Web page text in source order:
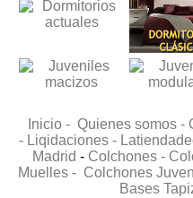
Inicio - Quienes somos -
- Liqidaciones -
Madrid - Colchones -
Muelles - Colchones
Bases